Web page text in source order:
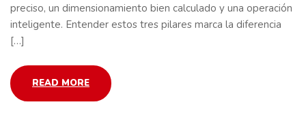
preciso, un dimensionamiento bien calculado y una operación
inteligente. Entender estos tres pilares marca la diferencia
[…]
READ MORE